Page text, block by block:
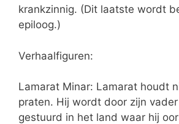
krankzinnig. (Dit laatste wordt
epiloog.)
Verhaalfiguren:
Lamarat Minar: Lamarat houdt
praten. Hij wordt door zijn
gestuurd in het land waar hij